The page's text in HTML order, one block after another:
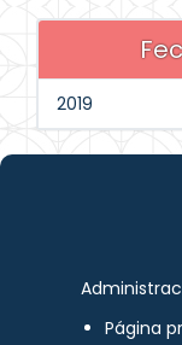
2019
Página